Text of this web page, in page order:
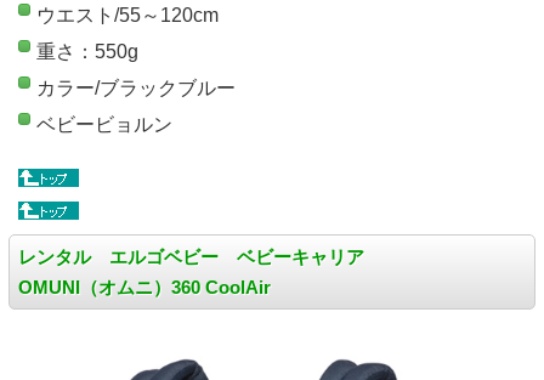
ウエスト/55～120cm
重さ：550g
カラー/ブラックブルー
ベビービョルン
レンタル エルゴベビー ベビーキャリア
OMUNI（オムニ）360 CoolAir